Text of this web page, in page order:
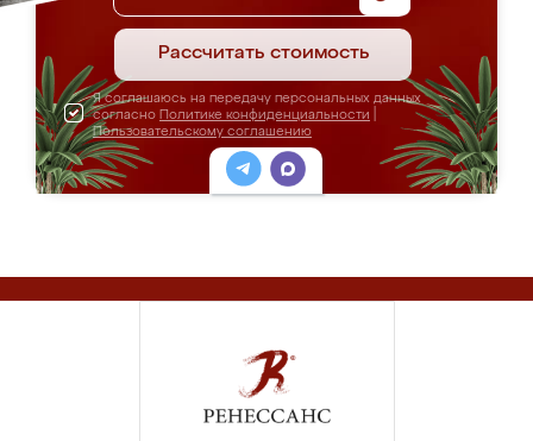
Рассчитать стоимость
Я соглашаюсь на передачу персональных данных
согласно Политике конфиденциальности
Пользовательскому соглашению